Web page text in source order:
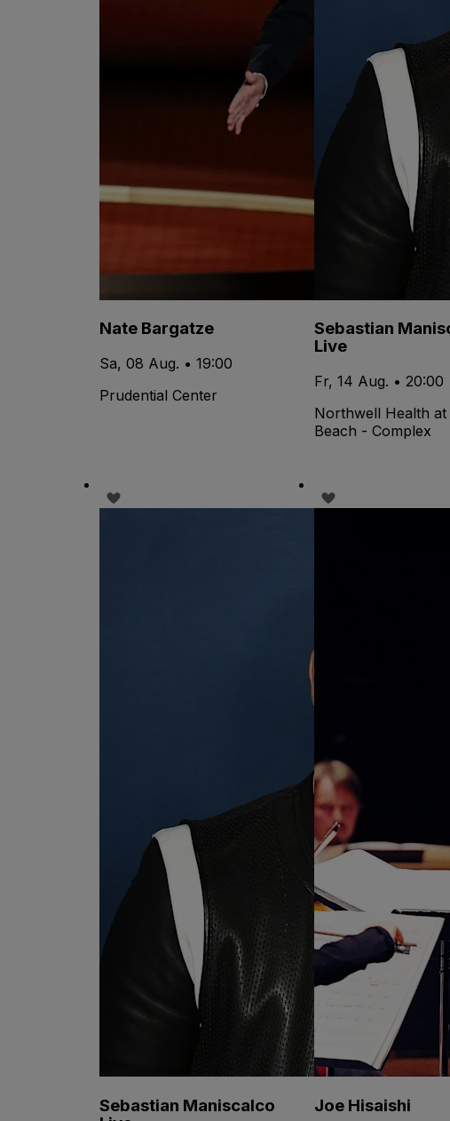
Nate Bargatze
Sa, 08 Aug. • 19:00
Prudential Center
Sebastian
Live
Fr, 14 Aug. • 20:00
Northwell Health at
Beach - Complex
Sebastian Maniscalco
Joe Hisaishi